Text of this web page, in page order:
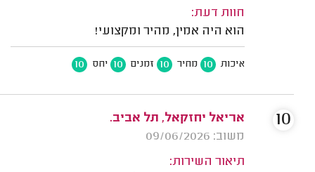
חוות דעת:
הוא היה אמין, מהיר ומקצועי!
איכות 10 מחיר 10 זמנים 10 יחס 10
אריאל יחזקאל, תל אביב.
משוב: 09/06/2026
תיאור השירות:
10